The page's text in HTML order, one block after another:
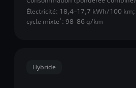
Électricité: 18,4–17,7 kWh/100 km;
cycle mixte 1 : 98–86 g/km
Hybride